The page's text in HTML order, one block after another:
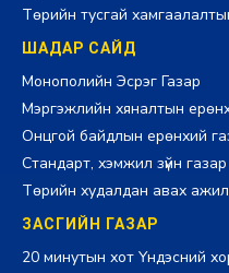
Төрийн тусгай
ШАДАР САЙД
Монополийн Эсрэг Газар
Мэргэжлийн хяналтын
Онцгой байдлын ерөнхий
Стандарт, хэмжил зүйн газар
Төрийн худалдан авах
ЗАСГИЙН ГАЗАР
20 минутын хот Үндэсний